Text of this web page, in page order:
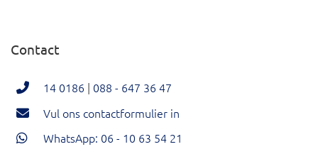
Contact
14 0186 | 088 - 647 36 47
Vul ons contactformulier in
WhatsApp: 06 - 10 63 54 21